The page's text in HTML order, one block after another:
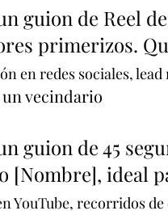
guion de Reel
primerizos.
en redes sociales, lead
un vecindario
guion de 45
[Nombre], ideal
YouTube, recorridos